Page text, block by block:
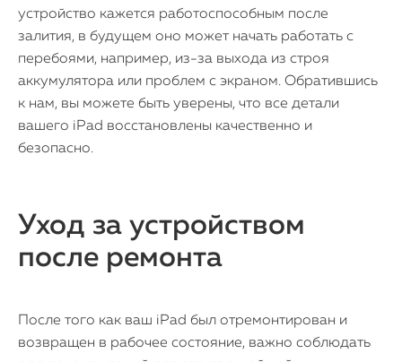
устройство кажется работоспособным после
залития, в будущем оно может начать работать с
перебоями, например, из-за выхода из строя
аккумулятора или проблем с экраном. Обратившись
к нам, вы можете быть уверены, что все детали
вашего iPad восстановлены качественно и
безопасно.
Уход за устройством
после ремонта
После того как ваш iPad был отремонтирован и
возвращен в рабочее состояние, важно соблюдать